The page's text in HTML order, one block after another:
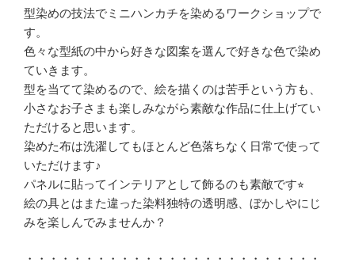
型染めの技法でミニハンカチを染めるワークショップで
す。
色々な型紙の中から好きな図案を選んで好きな色で染め
ていきます。
型を当てて染めるので、絵を描くのは苦手という方も、
小さなお子さまも楽しみながら素敵な作品に仕上げてい
ただけると思います。
染めた布は洗濯してもほとんど色落ちなく日常で使って
いただけます♪
パネルに貼ってインテリアとして飾るのも素敵です⭐︎
絵の具とはまた違った染料独特の透明感、ぼかしやにじ
みを楽しんでみませんか？
・・・・・・・・・・・・・・・・・・・・・・・・・